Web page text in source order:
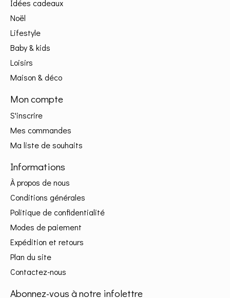
Idées cadeaux
Noël
Lifestyle
Baby & kids
Loisirs
Maison & déco
Mon compte
S'inscrire
Mes commandes
Ma liste de souhaits
Informations
À propos de nous
Conditions générales
Politique de confidentialité
Modes de paiement
Expédition et retours
Plan du site
Contactez-nous
Abonnez-vous à notre infolettre